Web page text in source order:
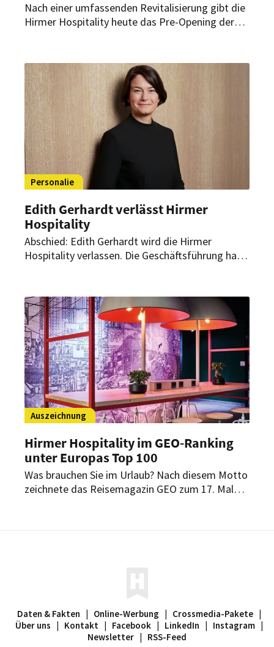
Nach einer umfassenden Revitalisierung gibt die
Hirmer Hospitality heute das Pre-Opening der
Vorab-Interview spricht General Manager Michael
Posch mit HOGAPAGE über die Wiedergeburt der
beiden Häuser.
Personalie
Edith Gerhardt verlässt Hirmer
Hospitality
Abschied: Edith Gerhardt wird die Hirmer
Hospitality verlassen. Die Geschäftsführung hat
Auszeichnung
Hirmer Hospitality im GEO-Ranking
unter Europas Top 100
Was brauchen Sie im Urlaub? Nach diesem Motto
zeichnete das Reisemagazin GEO zum 17. Mal
Daten & Fakten | Online-Werbung | Crossmedia-Pakete |
Über uns | Kontakt | Facebook | LinkedIn | Instagram |
Newsletter | RSS-Feed